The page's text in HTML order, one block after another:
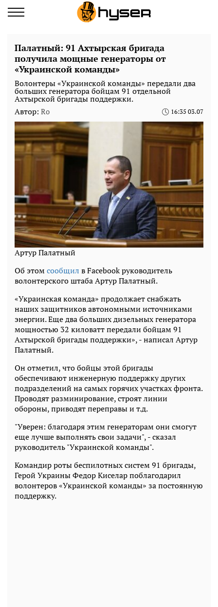
Палатный: 91 Ахтырская бригада
получила мощные генераторы от
«Украинской команды»
Волонтеры «Украинской команды» передали два
больших генератора бойцам 91 отдельной
Ахтырской бригады поддержки.
Автор: Ro 16:35 03.07
Артур Палатный
Об этомсообщил в Facebook руководитель
волонтерского штаба Артур Палатный.
«Украинская команда» продолжает снабжать
наших защитников автономными источниками
энергии. Еще два больших дизельных генератора
мощностью 32 киловатт передали бойцам 91
Ахтырской бригады поддержки», - написал Артур
Палатный.
Он отметил, что бойцы этой бригады
обеспечивают инженерную поддержку других
подразделений на самых горячих участках фронта.
Проводят разминирование, строят линии
обороны, приводят переправы и т.д.
"Уверен: благодаря этим генераторам они смогут
еще лучше выполнять свои задачи", - сказал
руководитель "Украинской команды".
Командир роты беспилотных систем 91 бригады,
Герой Украины Федор Киселар поблагодарил
волонтеров «Украинской команды» за постоянную
поддержку.